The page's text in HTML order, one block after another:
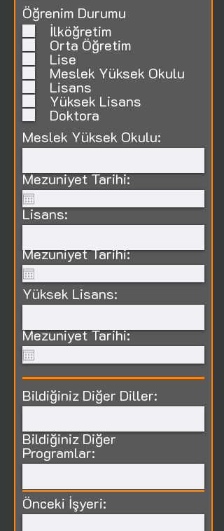
Öğrenim Durumu
İlköğretim
Orta Öğretim
Lise
Meslek Yüksek Okulu
Lisans
Yüksek Lisans
Doktora
Meslek Yüksek Okulu:
Mezuniyet Tarihi:
Lisans:
Mezuniyet Tarihi:
Yüksek Lisans:
Mezuniyet Tarihi:
Bildiğiniz Diğer Diller:
Bildiğiniz Diğer
Programlar:
Önceki İşyeri: